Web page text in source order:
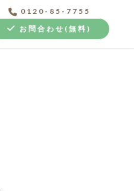
0120-85-7755
お問合わせ(無料)